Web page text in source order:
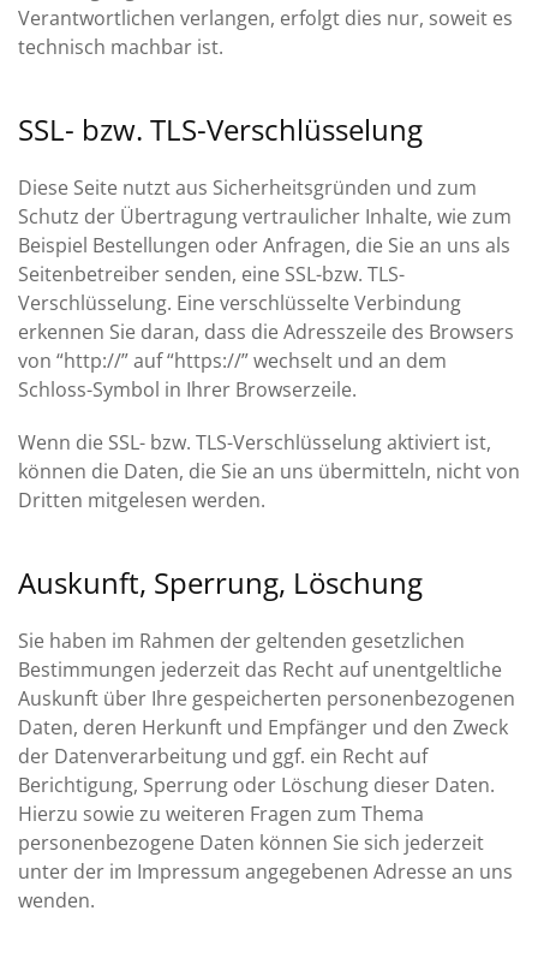
Verantwortlichen verlangen, erfolgt dies nur, soweit es
technisch machbar ist.
SSL- bzw. TLS-Verschlüsselung
Diese Seite nutzt aus Sicherheitsgründen und zum
Schutz der Übertragung vertraulicher Inhalte, wie zum
Beispiel Bestellungen oder Anfragen, die Sie an uns als
Seitenbetreiber senden, eine SSL-bzw. TLS-
Verschlüsselung. Eine verschlüsselte Verbindung
erkennen Sie daran, dass die Adresszeile des Browsers
von “http://” auf “https://” wechselt und an dem
Schloss-Symbol in Ihrer Browserzeile.
Wenn die SSL- bzw. TLS-Verschlüsselung aktiviert ist,
können die Daten, die Sie an uns übermitteln, nicht von
Dritten mitgelesen werden.
Auskunft, Sperrung, Löschung
Sie haben im Rahmen der geltenden gesetzlichen
Bestimmungen jederzeit das Recht auf unentgeltliche
Auskunft über Ihre gespeicherten personenbezogenen
Daten, deren Herkunft und Empfänger und den Zweck
der Datenverarbeitung und ggf. ein Recht auf
Berichtigung, Sperrung oder Löschung dieser Daten.
Hierzu sowie zu weiteren Fragen zum Thema
personenbezogene Daten können Sie sich jederzeit
unter der im Impressum angegebenen Adresse an uns
wenden.